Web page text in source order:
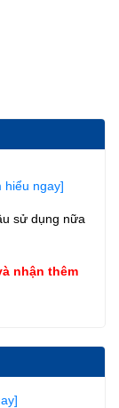
hiểu ngay]
sử dụng nữa
nhận thêm